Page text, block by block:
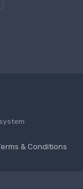
& Conditions